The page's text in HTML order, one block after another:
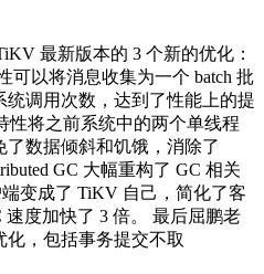
最新版本的 3 个新的优化：
性可以将消息收集为一个 batch 批
调用次数，达到了性能上的提
性将之前系统中的两个单线程
数据倾斜和饥饿，消除了
GC 大幅重构了 GC 相关
变成了 TiKV 自己，简化了客
度加快了 3 倍。 最后屈鹏老
，包括事务提交不取